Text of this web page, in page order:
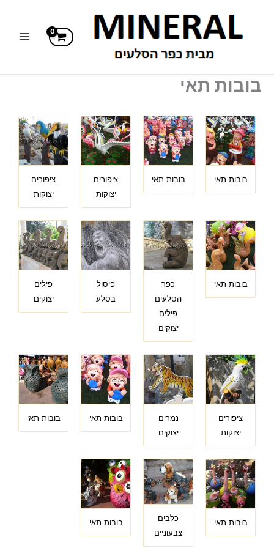
בובות תאי
בובות תאי בובות תאי
ציפורים
יצוקות
ציפורים
יצוקות
בובות תאי
כפר
הסלעים
פילים
יצוקים
פיסול
בסלע
פילים
יצוקים
ציפורים
יצוקות
נמרים
יצוקים
בובות תאי בובות תאי
בובות תאי
כלבים
צבעוניים
בובות תאי